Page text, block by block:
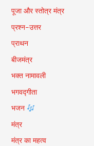
पूजा और स्तोत्र मंत्र
प्रश्न-उत्तर
प्राथन
बीजमंत्र
भक्त नामावली
भगवद्गीता
भजन
मंत्र
मंत्र का महत्व